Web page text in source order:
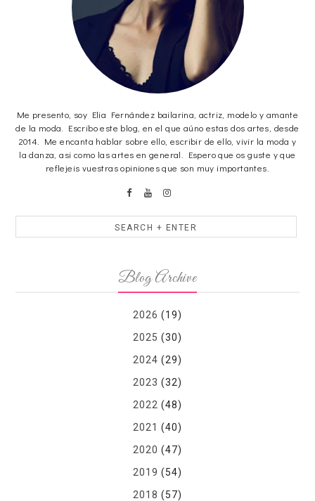
Me presento, soy Elia Fernández bailarina, actriz, modelo y amante
de la moda. Escribo este blog, en el que aúno estas dos artes, desde
2014. Me encanta hablar sobre ello, escribir de ello, vivir la moda y
la danza, asi como las artes en general. Espero que os guste y que
reflejeis vuestras opiniones que son muy importantes.
Blog Archive
2026 (19)
2025 (30)
2024 (29)
2023 (32)
2022 (48)
2021 (40)
2020 (47)
2019 (54)
2018 (57)